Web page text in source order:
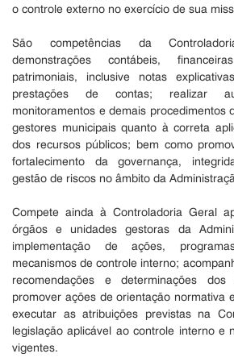
o controle externo no exercício de sua
São competências da
demonstrações contábeis,
patrimoniais, inclusive notas
prestações de contas; realizar
monitoramentos e demais procedimentos
gestores municipais quanto à correta
dos recursos públicos; bem como
fortalecimento da governança,
gestão de riscos no âmbito da
Compete ainda à Controladoria Geral
órgãos e unidades gestoras da
implementação de ações,
mecanismos de controle interno;
recomendações e determinações
promover ações de orientação normativa
executar as atribuições previstas na
legislação aplicável ao controle interno e
vigentes.